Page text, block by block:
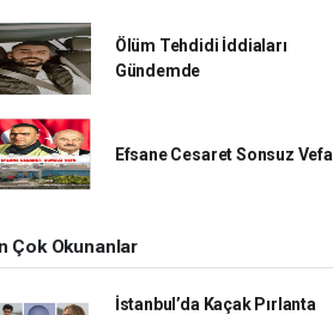
Ölüm Tehdidi İddiaları
Gündemde
Efsane Cesaret Sonsuz Vefa
Çok Okunanlar
İstanbul’da Kaçak Pırlanta